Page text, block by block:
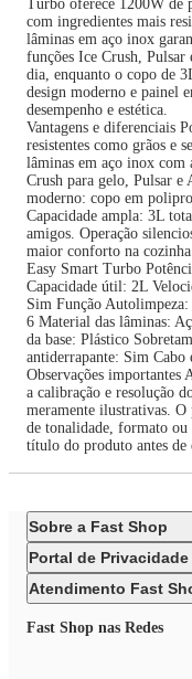
Turbo oferece 1200W de
com ingredientes mais
lâminas em aço inox
funções Ice Crush,
dia, enquanto o copo de
design moderno e painel
desempenho e estética.
Vantagens e diferenciais
resistentes como grãos e
lâminas em aço inox com
Crush para gelo, Pulsar e
moderno: copo em
Capacidade ampla: 3L
amigos. Operação
maior conforto na
Easy Smart Turbo
Capacidade útil: 2L
Sim Função
6 Material das lâminas:
da base: Plástico
antiderrapante: Sim
Observações importantes
a calibração e resolução
meramente ilustrativas. O
de tonalidade, formato
título do produto antes de
Sobre a Fast Shop
Portal de Privacidade
Atendimento Fast
Fast Shop nas Redes